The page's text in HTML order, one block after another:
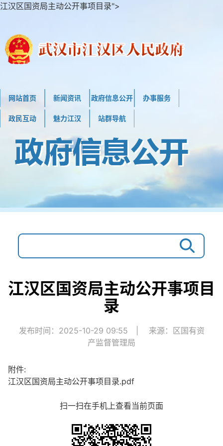
江汉区国资局主动公开事项目录">
网站首页 新闻资讯 政府信息公开 办事服务
政民互动 魅力江汉 站群导航
江汉区国资局主动公开事项目
录
发布时间：2025-10-29 09:55
来源：区国有资
产监督管理局
附件:
江汉区国资局主动公开事项目录.pdf
扫一扫在手机上查看当前页面